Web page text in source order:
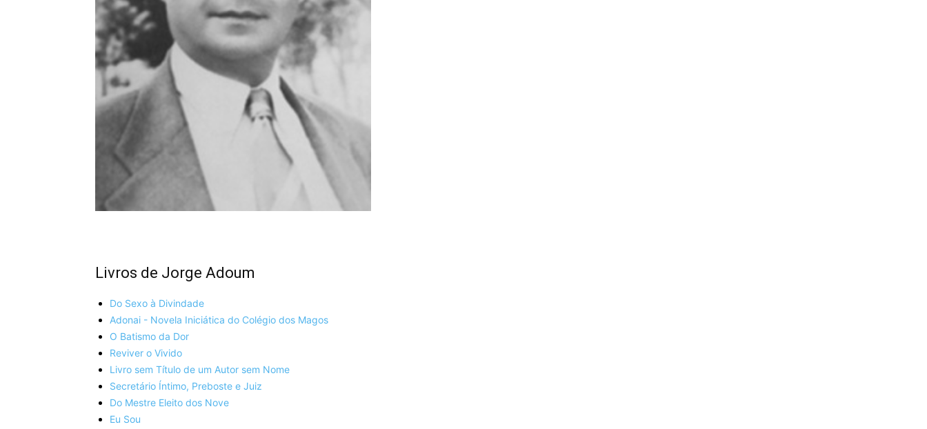
Livros de Jorge Adoum
Do Sexo à Divindade
Adonai - Novela Iniciática do Colégio dos Magos
O Batismo da Dor
Reviver o Vivido
Livro sem Título de um Autor sem Nome
Secretário Íntimo, Preboste e Juiz
Do Mestre Eleito dos Nove
Eu Sou